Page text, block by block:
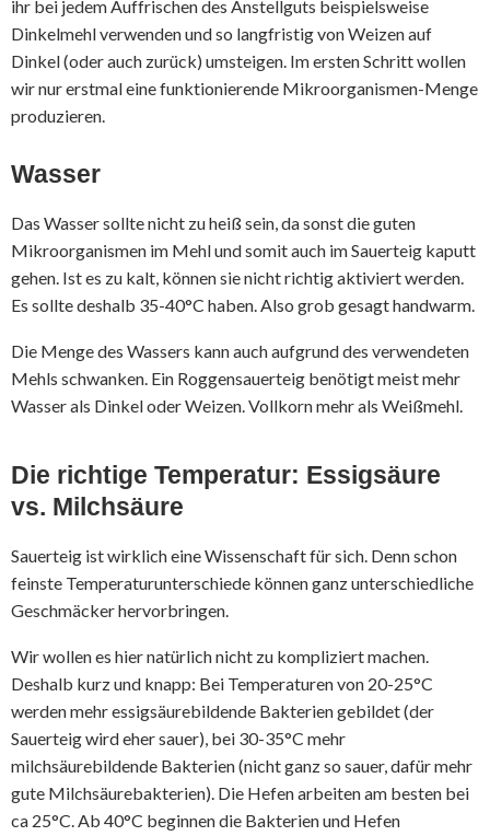
ihr bei jedem Auffrischen des Anstellguts beispielsweise
Dinkelmehl verwenden und so langfristig von Weizen auf
Dinkel (oder auch zurück) umsteigen. Im ersten Schritt wollen
wir nur erstmal eine funktionierende Mikroorganismen-Menge
produzieren.
Wasser
Das Wasser sollte nicht zu heiß sein, da sonst die guten
Mikroorganismen im Mehl und somit auch im Sauerteig kaputt
gehen. Ist es zu kalt, können sie nicht richtig aktiviert werden.
Es sollte deshalb 35-40°C haben. Also grob gesagt handwarm.
Die Menge des Wassers kann auch aufgrund des verwendeten
Mehls schwanken. Ein Roggensauerteig benötigt meist mehr
Wasser als Dinkel oder Weizen. Vollkorn mehr als Weißmehl.
Die richtige Temperatur: Essigsäure
vs. Milchsäure
Sauerteig ist wirklich eine Wissenschaft für sich. Denn schon
feinste Temperaturunterschiede können ganz unterschiedliche
Geschmäcker hervorbringen.
Wir wollen es hier natürlich nicht zu kompliziert machen.
Deshalb kurz und knapp: Bei Temperaturen von 20-25°C
werden mehr essigsäurebildende Bakterien gebildet (der
Sauerteig wird eher sauer), bei 30-35°C mehr
milchsäurebildende Bakterien (nicht ganz so sauer, dafür mehr
gute Milchsäurebakterien). Die Hefen arbeiten am besten bei
ca 25°C. Ab 40°C beginnen die Bakterien und Hefen